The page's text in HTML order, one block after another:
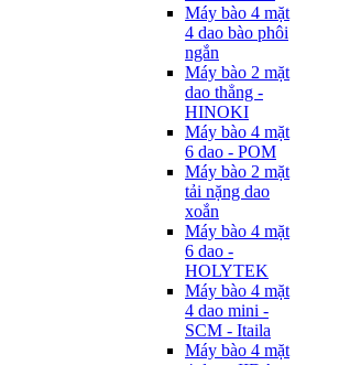
Máy bào 4 mặt
4 dao bào phôi
ngắn
Máy bào 2 mặt
dao thẳng -
HINOKI
Máy bào 4 mặt
6 dao - POM
Máy bào 2 mặt
tải nặng dao
xoắn
Máy bào 4 mặt
6 dao -
HOLYTEK
Máy bào 4 mặt
4 dao mini -
SCM - Itaila
Máy bào 4 mặt